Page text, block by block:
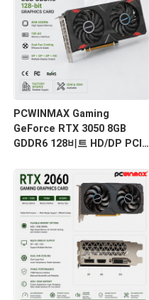
PCWINMAX Gaming
GeForce RTX 3050 8GB
GDDR6 128비트 HD/DP PCIe
드